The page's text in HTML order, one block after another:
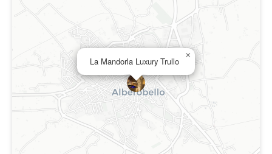
La Mandorla Luxury Trullo
×